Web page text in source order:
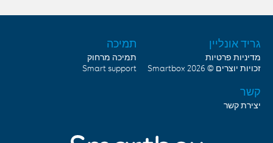
גריד אונליין
מדיניות פרטיות
זכויות יוצרים © 2026
Smartbox
תמיכה
תמיכה מרחוק
Smart support
קשר
יצירת קשר